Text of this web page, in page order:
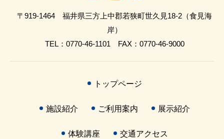
〒919-1464 福井県三方上中郡若狭町世久見18-2（食見海
岸）
TEL：0770-46-1101 FAX：0770-46-9000
トップページ
施設紹介 ご利用案内 展示紹介
体験講座 交通アクセス